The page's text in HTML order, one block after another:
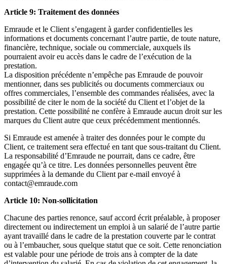
Article 9: Traitement des données
Emraude et le Client s’engagent à garder confidentielles les
informations et documents concernant l’autre partie, de toute nature,
financière, technique, sociale ou commerciale, auxquels ils
pourraient avoir eu accès dans le cadre de l’exécution de la
prestation.
La disposition précédente n’empêche pas Emraude de pouvoir
mentionner, dans ses publicités ou documents commerciaux ou
offres commerciales, l’ensemble des commandes réalisées, avec la
possibilité de citer le nom de la société du Client et l’objet de la
prestation. Cette possibilité ne confère à Emraude aucun droit sur les
marques du Client autre que ceux précédemment mentionnés.
Si Emraude est amenée à traiter des données pour le compte du
Client, ce traitement sera effectué en tant que sous-traitant du Client.
La responsabilité d’Emraude ne pourrait, dans ce cadre, être
engagée qu’à ce titre. Les données personnelles peuvent être
supprimées à la demande du Client par e-mail envoyé à
contact@emraude.com
Article 10: Non-sollicitation
Chacune des parties renonce, sauf accord écrit préalable, à proposer
directement ou indirectement un emploi à un salarié de l’autre partie
ayant travaillé dans le cadre de la prestation couverte par le contrat
ou à l’embaucher, sous quelque statut que ce soit. Cette renonciation
est valable pour une période de trois ans à compter de la date